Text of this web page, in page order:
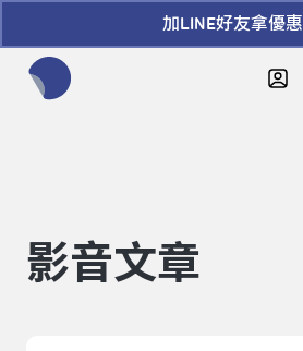
加LINE好友拿優惠
影音文章